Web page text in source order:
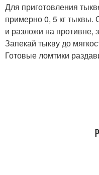
Для приготовления
примерно 0, 5 кг тыквы.
и разложи на противне,
Запекай тыкву до
Готовые ломтики